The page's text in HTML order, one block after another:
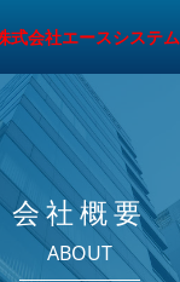
式会社エースシステム
会社概要
ABOUT